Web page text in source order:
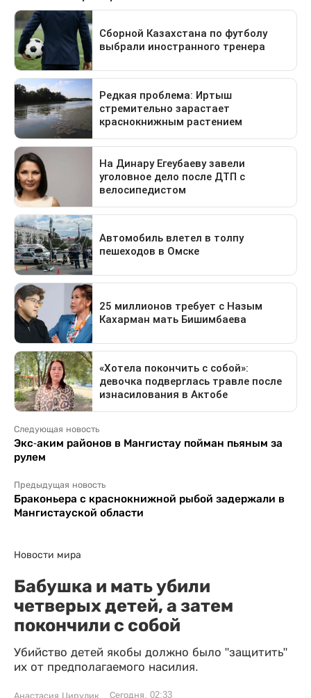
Следующая новость
Экс-аким районов в Мангистау пойман пьяным за
рулем
Предыдущая новость
Браконьера с краснокнижной рыбой задержали в
Мангистауской области
Новости мира
Бабушка и мать убили
четверых детей, а затем
покончили с собой
Убийство детей якобы должно было "защитить"
их от предполагаемого насилия.
Анастасия Цирулик Сегодня, 02:33